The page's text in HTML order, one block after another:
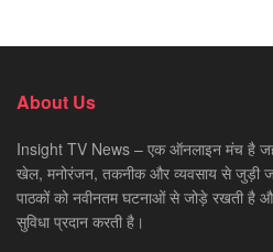
About Us
Insight TV News – एक ऑनलाइन मंच है
खेल, मनोरंजन, तकनीक और व्यवसाय से जुड़ी
पाठकों को नवीनतम घटनाओं से जोड़े रखती है
सुविधा प्रदान करती है।